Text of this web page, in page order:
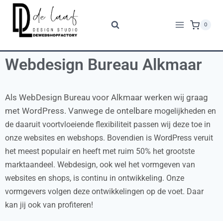
0
Webdesign Bureau Alkmaar
Als WebDesign Bureau voor Alkmaar werken wij graag
met WordPress. Vanwege de ontelbare mogelijkheden en
de daaruit voortvloeiende flexibiliteit passen wij deze toe in
onze websites en webshops. Bovendien is WordPress veruit
het meest populair en heeft met ruim 50% het grootste
marktaandeel. Webdesign, ook wel het vormgeven van
websites en shops, is continu in ontwikkeling. Onze
vormgevers volgen deze ontwikkelingen op de voet. Daar
kan jij ook van profiteren!